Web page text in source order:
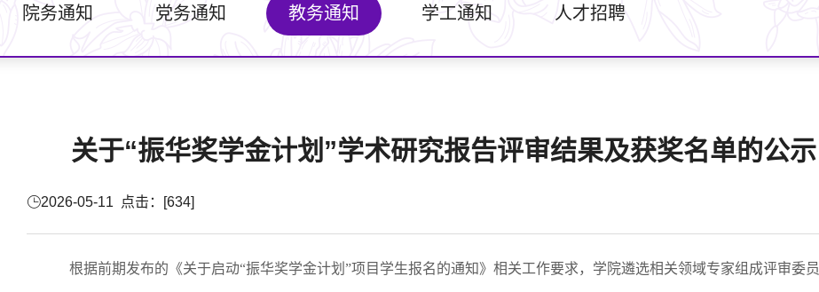
院务通知 党务通知 教务通知 学工通知 人才招聘
关于“振华奖学金计划”学术研究报告评审结果及获奖名单的公示
2026-05-11 点击：[634]
根据前期发布的《关于启动“振华奖学金计划”项目学生报名的通知》相关工作要求，学院遴选相关领域专家组成评审委员